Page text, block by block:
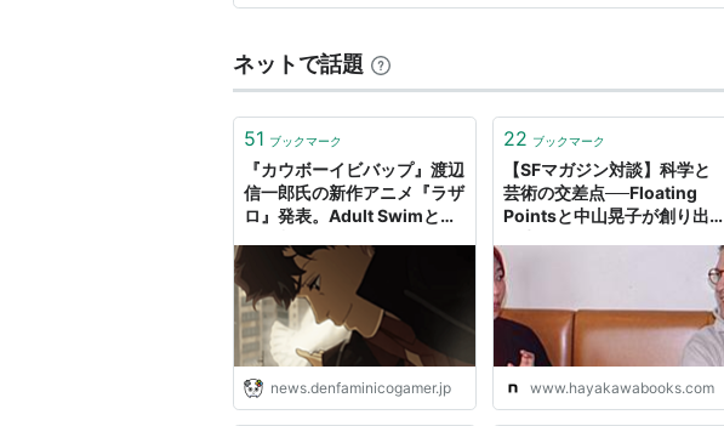
ネットで話題
51 ブックマーク
『カウボーイビバップ』渡辺
信一郎氏の新作アニメ『ラザ
ロ』発表。Adult Swimと共
『ジョン・ウィック』監督、
Bonobo、Floating Points
など超豪華な布陣で制作
news.denfaminicogamer.jp
22 ブックマーク
【SFマガジン対談】科学と
芸術の交差点──Floating
Pointsと中山晃子が創り出
Hayakawa Books &
Magazines（β）
www.hayakawabooks.com